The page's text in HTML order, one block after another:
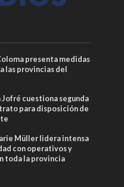
presenta medidas
las provincias del
cuestiona segunda
para disposición de
Müller lidera intensa
con operativos y
toda la provincia